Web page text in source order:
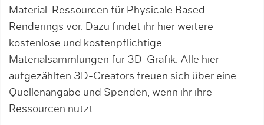
Material-Ressourcen für Physicale Based
Renderings vor. Dazu findet ihr hier weitere
kostenlose und kostenpflichtige
Materialsammlungen für 3D-Grafik. Alle hier
aufgezählten 3D-Creators freuen sich über eine
Quellenangabe und Spenden, wenn ihr ihre
Ressourcen nutzt.